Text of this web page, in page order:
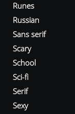
Runes
Russian
Sans serif
Scary
School
Sci-fi
Serif
Sexy